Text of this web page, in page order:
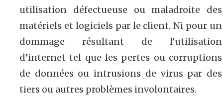
utilisation défectueuse ou maladroite des
matériels et logiciels par le client. Ni pour un
dommage résultant de l’utilisation
d’internet tel que les pertes ou corruptions
de données ou intrusions de virus par des
tiers ou autres problèmes involontaires.